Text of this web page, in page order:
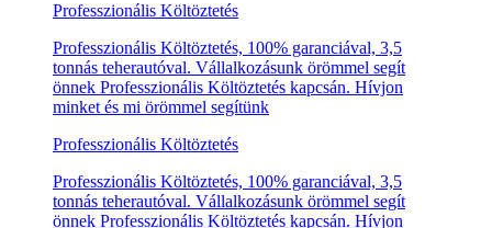
Professzionális Költöztetés
Professzionális Költöztetés, 100% garanciával, 3,5
tonnás teherautóval. Vállalkozásunk örömmel segít
önnek Professzionális Költöztetés kapcsán. Hívjon
minket és mi örömmel segítünk
Professzionális Költöztetés
Professzionális Költöztetés, 100% garanciával, 3,5
tonnás teherautóval. Vállalkozásunk örömmel segít
önnek Professzionális Költöztetés kapcsán. Hívjon